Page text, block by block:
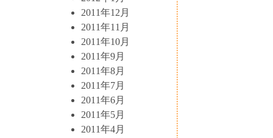
2011年12月
2011年11月
2011年10月
2011年9月
2011年8月
2011年7月
2011年6月
2011年5月
2011年4月